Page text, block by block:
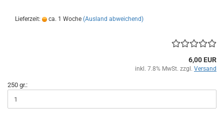
Lieferzeit: ca. 1 Woche (Ausland abweichend)
6,00 EUR
inkl. 7.8% MwSt. zzgl. Versand
250 gr.: